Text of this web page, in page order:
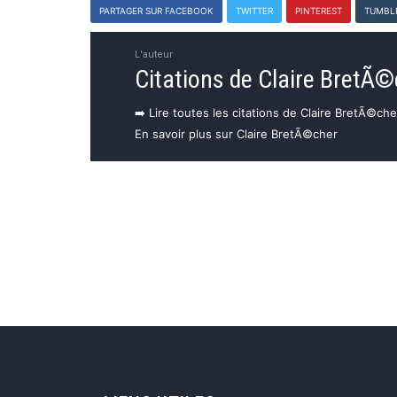
PARTAGER SUR FACEBOOK TWITTER PINTEREST
L'auteur
Citations de Claire
➡️ Lire toutes les citations de Claire
En savoir plus sur Claire BretÃ©cher